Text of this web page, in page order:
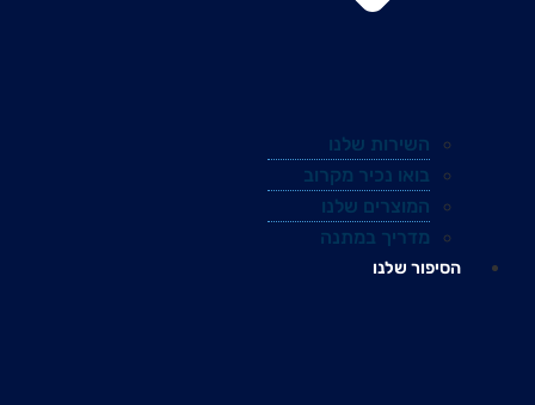
השירות שלנו
בואו נכיר מקרוב
המוצרים שלנו
מדריך במתנה
הסיפור שלנו